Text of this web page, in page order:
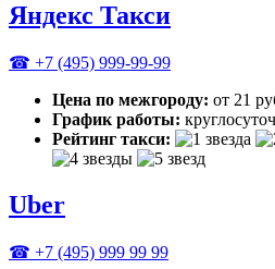
Яндекс Такси
☎ +7 (495) 999-99-99
Цена по межгороду: от 21
График работы:
Рейтинг такси:
Uber
☎ +7 (495) 999 99 99